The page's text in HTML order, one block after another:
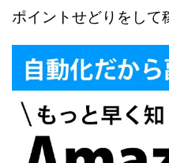
ポイントせどりをして